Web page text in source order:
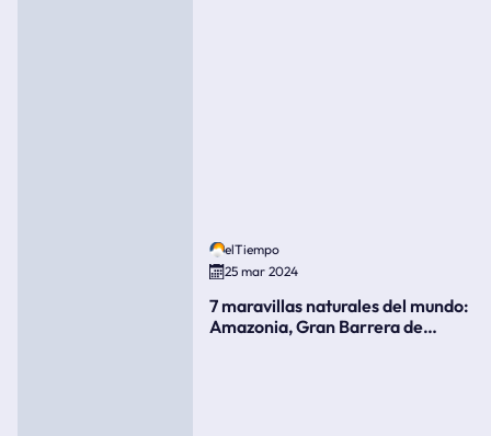
elTiempo
25 mar 2024
7 maravillas naturales del mundo:
Amazonia, Gran Barrera de